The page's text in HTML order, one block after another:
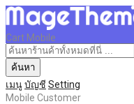
Cart Mobile
ค้นหา
เมนูบัญชี Setting
Mobile Customer